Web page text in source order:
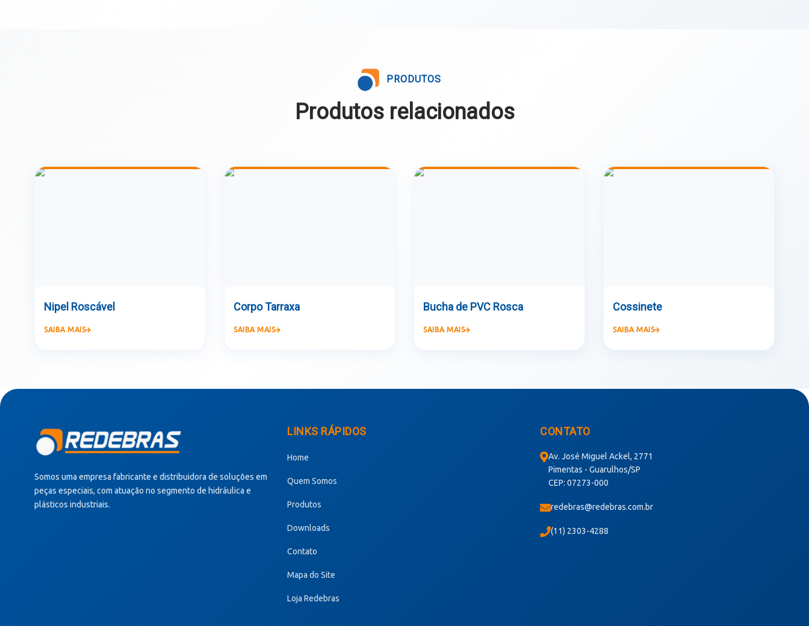
PRODUTOS
Produtos relacionados
Nipel Roscável
SAIBA MAIS
Corpo Tarraxa
SAIBA MAIS
Bucha de PVC Rosca
SAIBA MAIS
Cossinete
SAIBA MAIS
Somos uma empresa fabricante e distribuidora de soluções em
peças especiais, com atuação no segmento de hidráulica e
plásticos industriais.
LINKS RÁPIDOS
Home
Quem Somos
Produtos
Downloads
Contato
Mapa do Site
Loja Redebras
CONTATO
Av. José Miguel Ackel, 2771
Pimentas - Guarulhos/SP
CEP: 07273-000
redebras@redebras.com.br
(11) 2303-4288